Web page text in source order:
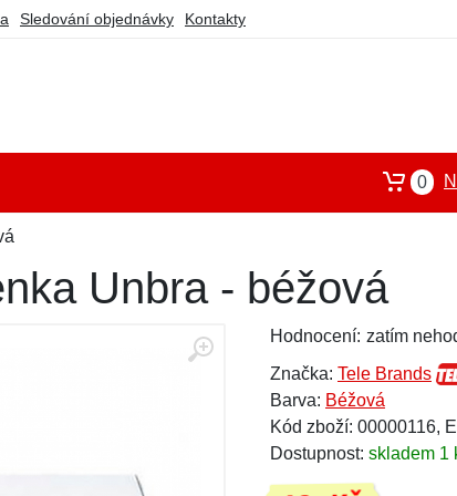
Sledování objednávky Kontakty
0
Unbra - béžová
Hodnocení: zatím
Značka: Tele Brands
Barva: Béžová
Kód zboží: 00000116,
Dostupnost: skladem 1